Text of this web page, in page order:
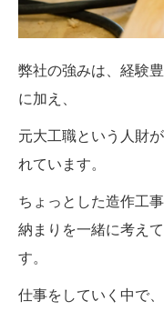
弊社の強みは、経験
に加え、
元大工職という人財
れています。
ちょっとした造作工
納まりを一緒に考え
す。
仕事をしていく中で